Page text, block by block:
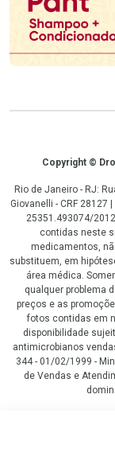
CopyrightCopyright ©
Rio de Janeiro - RJ:
Giovanelli - CRF
25351.493074/
contidas neste
medicamentos,
substituem, em
área médica.
qualquer problema
preços e as
fotos contidas em
disponibilidade
antimicrobianos
344 - 01/02/1999 -
de Vendas e